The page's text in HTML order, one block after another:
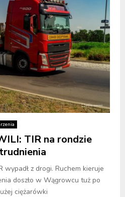
TIR na rondzie
wypadł z drogi. Ruchem kieruje
doszło w Wągrowcu tuż po
ciężarówki